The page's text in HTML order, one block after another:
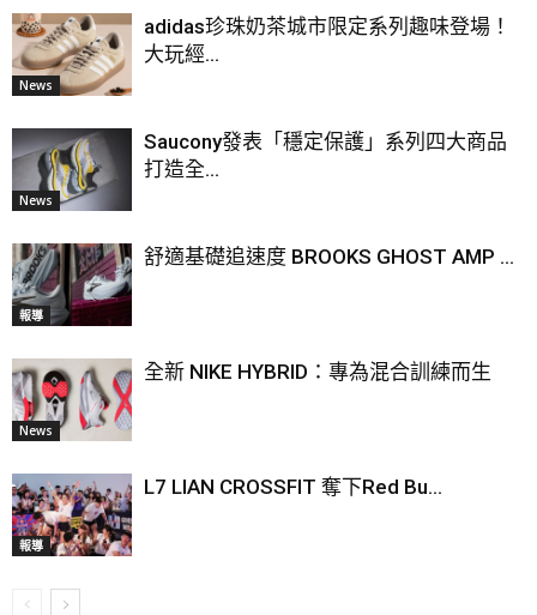
News
adidas珍珠奶茶城市限定系列趣味登場！
大玩經...
News
Saucony發表「穩定保護」系列四大商品
打造全...
報導
舒適基礎追速度 BROOKS GHOST AMP ...
News
全新 NIKE HYBRID：專為混合訓練而生
報導
L7 LIAN CROSSFIT 奪下Red Bu...